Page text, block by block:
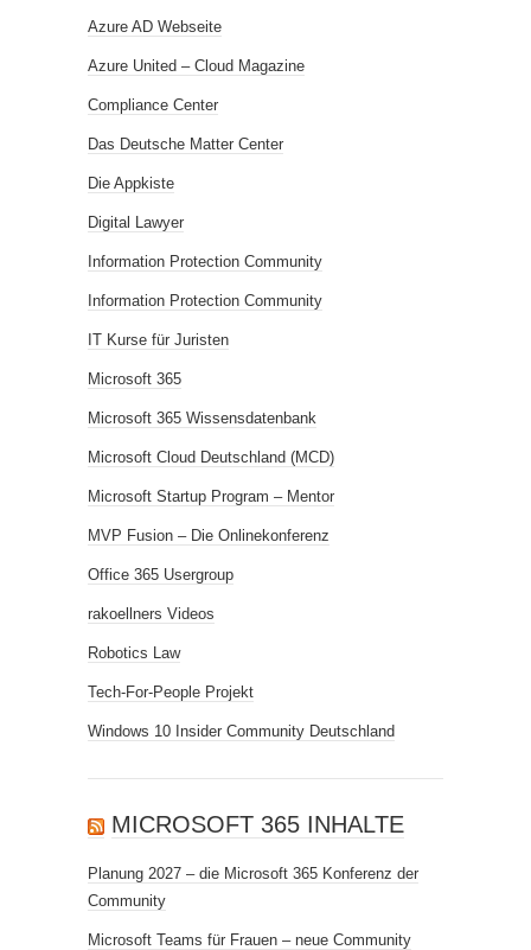
Azure AD Webseite
Azure United – Cloud Magazine
Compliance Center
Das Deutsche Matter Center
Die Appkiste
Digital Lawyer
Information Protection Community
Information Protection Community
IT Kurse für Juristen
Microsoft 365
Microsoft 365 Wissensdatenbank
Microsoft Cloud Deutschland (MCD)
Microsoft Startup Program – Mentor
MVP Fusion – Die Onlinekonferenz
Office 365 Usergroup
rakoellners Videos
Robotics Law
Tech-For-People Projekt
Windows 10 Insider Community Deutschland
MICROSOFT 365 INHALTE
Planung 2027 – die Microsoft 365 Konferenz der
Community
Microsoft Teams für Frauen – neue Community